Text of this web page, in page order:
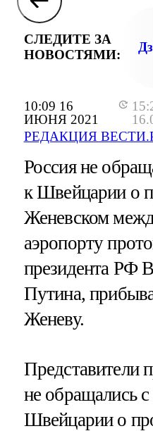
10:09 16
ИЮНЯ 2021
РЕДАКЦИЯ
СЛЕДИТЕ ЗА
НОВОСТЯМИ:
Россия не
к Швейцарии о
Женевском
аэропорту
президента РФ
Путина,
Женеву.
Представители
не обращались
Швейцарии о